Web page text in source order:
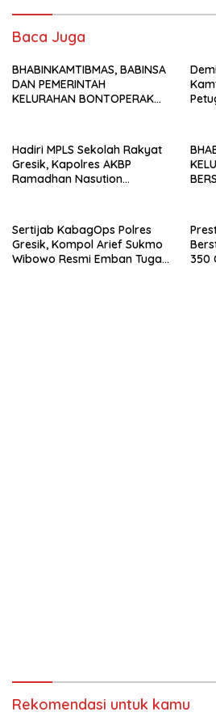
o
o
k p
Baca Juga
BHABINKAMTIBMAS, BABINSA
DAN PEMERINTAH
KELURAHAN BONTOPERAK
PROBLEM SOLVING
di
Hadiri MPLS Sekolah Rakyat
Gresik, Kapolres AKBP
Ramadhan Nasution
Berkualitas
Sertijab KabagOps Polres
Gresik, Kompol Arief Sukmo
Wibowo Resmi Emban Tugas
350
Rekomendasi untuk kamu